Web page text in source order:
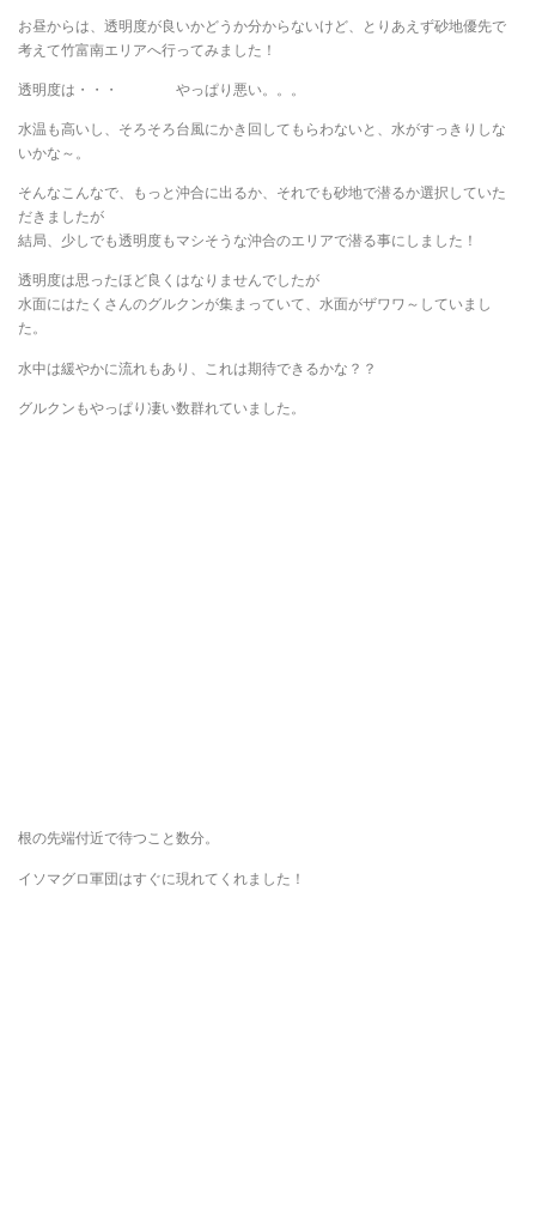
お昼からは、透明度が良いかどうか分からないけど、とりあえず砂地優先で
考えて竹富南エリアへ行ってみました！
透明度は・・・ やっぱり悪い。。。
水温も高いし、そろそろ台風にかき回してもらわないと、水がすっきりしな
いかな～。
そんなこんなで、もっと沖合に出るか、それでも砂地で潜るか選択していた
だきましたが
結局、少しでも透明度もマシそうな沖合のエリアで潜る事にしました！
透明度は思ったほど良くはなりませんでしたが
水面にはたくさんのグルクンが集まっていて、水面がザワワ～していまし
た。
水中は緩やかに流れもあり、これは期待できるかな？？
グルクンもやっぱり凄い数群れていました。
根の先端付近で待つこと数分。
イソマグロ軍団はすぐに現れてくれました！